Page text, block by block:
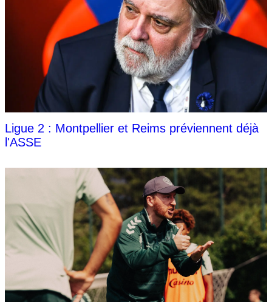
Ligue 2 : Montpellier et Reims préviennent déjà
l'ASSE